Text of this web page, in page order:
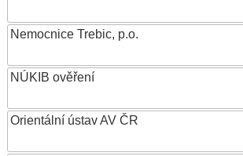
Nemocnice Trebic, p.o.
NÚKIB ověření
Orientální ústav AV ČR